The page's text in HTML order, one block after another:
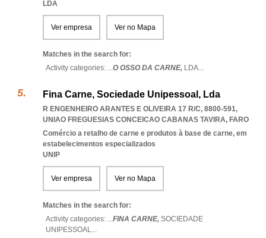
LDA
Ver empresa Ver no Mapa
Matches in the search for:
Activity categories: ...O OSSO DA CARNE, LDA...
Fina Carne, Sociedade Unipessoal, Lda
R ENGENHEIRO ARANTES E OLIVEIRA 17 R/C, 8800-591,
UNIAO FREGUESIAS CONCEICAO CABANAS TAVIRA, FARO
Comércio a retalho de carne e produtos à base de carne, em
estabelecimentos especializados
UNIP
Ver empresa Ver no Mapa
Matches in the search for:
Activity categories: ...FINA CARNE, SOCIEDADE
UNIPESSOAL...